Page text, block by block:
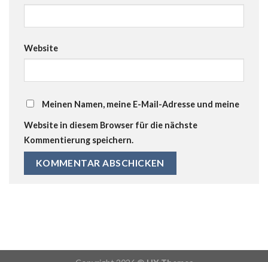
Website
Meinen Namen, meine E-Mail-Adresse und meine
Website in diesem Browser für die nächste
Kommentierung speichern.